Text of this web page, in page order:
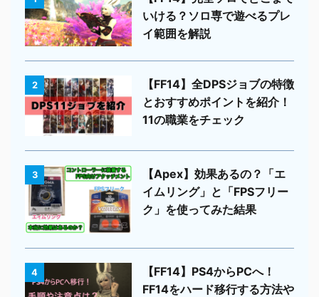
いける？ソロ専で遊べるプレ
イ範囲を解説
2
【FF14】全DPSジョブの特徴
とおすすめポイントを紹介！
11の職業をチェック
3
【Apex】効果あるの？「エ
イムリング」と「FPSフリー
ク」を使ってみた結果
4
【FF14】PS4からPCへ！
FF14をハード移行する方法や